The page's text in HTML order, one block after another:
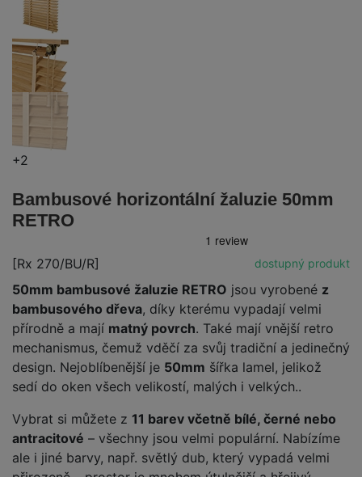
+2
Bambusové horizontální žaluzie 50mm
RETRO
[Rx 270/BU/R] dostupný produkt
50mm bambusové žaluzie RETRO jsou vyrobené z
bambusového dřeva, díky kterému vypadají velmi
přírodně a mají matný povrch. Také mají vnější retro
mechanismus, čemuž vděčí za svůj tradiční a jedinečný
design. Nejoblíbenější je 50mm šířka lamel, jelikož
sedí do oken všech velikostí, malých i velkých..
Vybrat si můžete z 11 barev včetně bílé, černé nebo
antracitové – všechny jsou velmi populární. Nabízíme
ale i jiné barvy, např. světlý dub, který vypadá velmi